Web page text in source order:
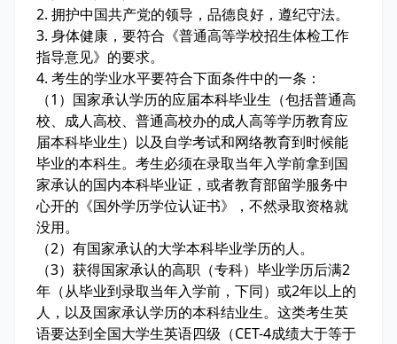
2. 拥护中国共产党的领导，品德良好，遵纪守法。
3. 身体健康，要符合《普通高等学校招生体检工作
指导意见》的要求。
4. 考生的学业水平要符合下面条件中的一条：
（1）国家承认学历的应届本科毕业生（包括普通高
校、成人高校、普通高校办的成人高等学历教育应
届本科毕业生）以及自学考试和网络教育到时候能
毕业的本科生。考生必须在录取当年入学前拿到国
家承认的国内本科毕业证，或者教育部留学服务中
心开的《国外学历学位认证书》，不然录取资格就
没用。
（2）有国家承认的大学本科毕业学历的人。
（3）获得国家承认的高职（专科）毕业学历后满2
年（从毕业到录取当年入学前，下同）或2年以上的
人，以及国家承认学历的本科结业生。这类考生英
语要达到全国大学生英语四级（CET-4成绩大于等于